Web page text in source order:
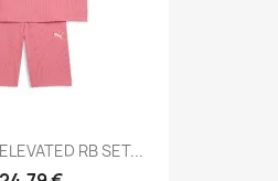
RB SET...